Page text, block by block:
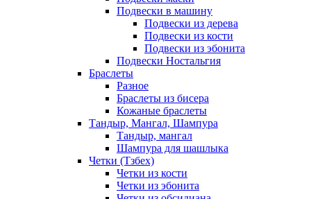
Подвески в машину
Подвески из дерева
Подвески из кости
Подвески из эбонита
Подвески Ностальгия
Браслеты
Разное
Браслеты из бисера
Кожаные браслеты
Тандыр, Мангал, Шампура
Тандыр, мангал
Шампура для шашлыка
Четки (Тзбех)
Четки из кости
Четки из эбонита